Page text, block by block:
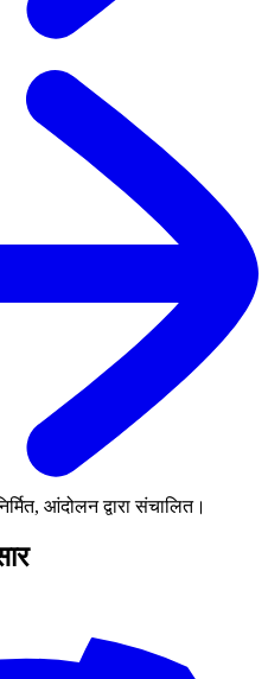
आंदोलन द्वारा संचालित।